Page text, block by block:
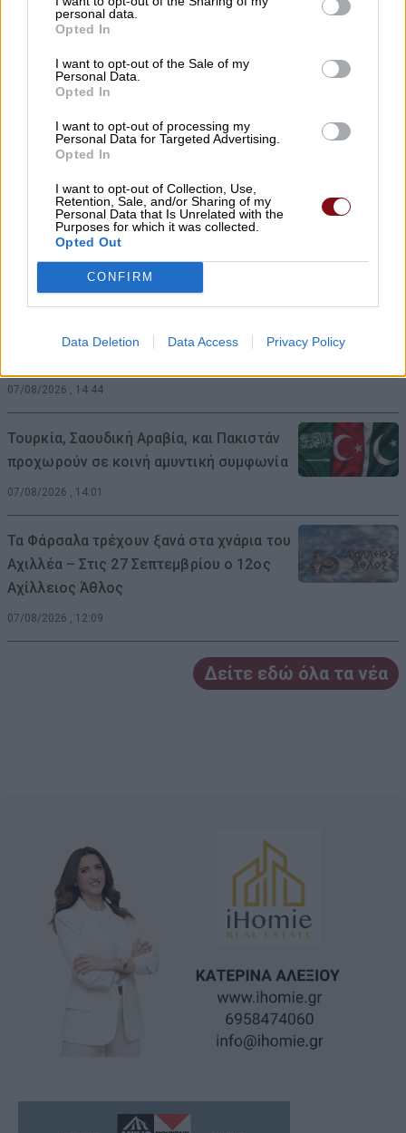
personal data.
Opted In
I want to opt-out of the Sale of my
Personal Data.
Opted In
I want to opt-out of processing my
Personal Data for Targeted Advertising.
Opted In
I want to opt-out of Collection, Use,
Retention, Sale, and/or Sharing of my
Personal Data that Is Unrelated with the
Purposes for which it was collected.
Opted Out
CONFIRM
Data Deletion Data Access Privacy Policy
07/08/2026 , 20:35
Εορτασμός της Μεταμόρφωσης στο
με νέα ομαδική βάπτιση
07/08/2026 , 20:17
Αύριο Σάββατο στη Γιάννουλη η κηδεία
του Αθανασίου Σκόδρα
07/08/2026 , 15:06
Δηλώσεις συμμετοχής για τα
Masterclasses στη Γιορτή Κρασιού
07/08/2026 , 14:44
Τουρκία, Σαουδική Αραβία, και Πακιστάν
προχωρούν σε κοινή αμυντική συμφωνία
07/08/2026 , 14:01
Τα Φάρσαλα τρέχουν ξανά στα χνάρια του
Αχιλλέα – Στις 27 Σεπτεμβρίου ο 12ος
Αχίλλειος Άθλος
07/08/2026 , 12:09
Δείτε εδώ όλα τα νέα